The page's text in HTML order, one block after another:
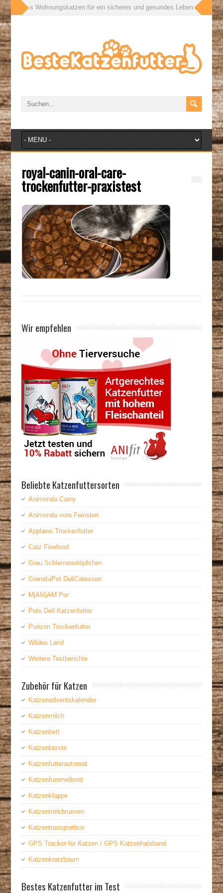
Was Wohnungskatzen für ein sicheres und gesundes Leben wirklich
royal-canin-oral-care-
trockenfutter-praxistest
Wir empfehlen
Beliebte Katzenfuttersorten
Animonda Carny
Animonda vom Feinsten
Applaws Trockenfutter
Catz Finefood
Grau Schlemmertöpfchen
GranataPet DeliCatessen
MjAMjAM Pur
Pets Deli Katzenfutter
Purizon Trockenfutter
Wildes Land
Weitere Testberichte
Zubehör für Katzen
Katzenadventskalender
Katzenmilch
Katzenbett
Katzenbürste
Katzenfutterautomat
Katzenfummelbrett
Katzenklappe
Katzentrinkbrunnen
Katzentransportbox
GPS Tracker für Katzen / GPS Katzenhalsband
Katzenkratzbaum
Bestes Katzenfutter im Test